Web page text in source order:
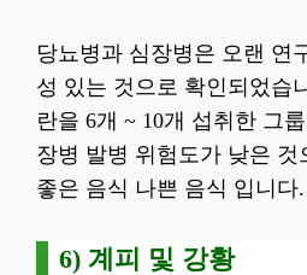
당뇨병과 심장병은 오랜 연
성 있는 것으로 확인되었습
란을 6개 ~ 10개 섭취한 그
장병 발병 위험도가 낮은 것
좋은 음식 나쁜 음식 입니다.
6) 계피 및 강황